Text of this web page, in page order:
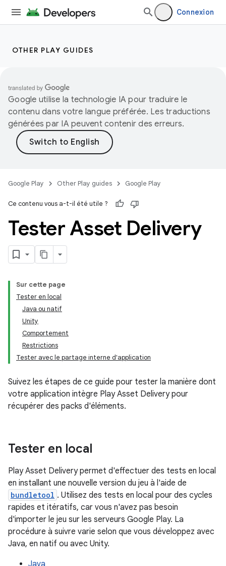
Connexion
OTHER PLAY GUIDES
Google utilise la technologie IA pour traduire le
contenu dans votre langue préférée. Les traductions
générées par IA peuvent contenir des erreurs.
Google Play Other Play guides Google Play
Ce contenu vous a-t-il été utile ?
Tester Asset Delivery
Sur cette page
Tester en local
Java ou natif
Unity
Comportement
Restrictions
Tester avec le partage interne d'application
Suivez les étapes de ce guide pour tester la manière dont
votre application intègre Play Asset Delivery pour
récupérer des packs d'éléments.
Tester en local
Play Asset Delivery permet d'effectuer des tests en local
en installant une nouvelle version du jeu à l'aide de
bundletool . Utilisez des tests en local pour des cycles
rapides et itératifs, car vous n'avez pas besoin
d'importer le jeu sur les serveurs Google Play. La
procédure à suivre varie selon que vous développez avec
Java, en natif ou avec Unity.
Java